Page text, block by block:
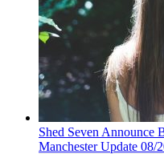
Shed Seven Announce
Manchester Update 08/